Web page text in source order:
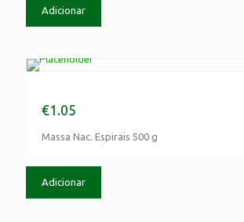
Adicionar
€1.05
Massa Nac. Espirais 500 g
Adicionar